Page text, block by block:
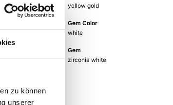
zu können
unserer
yellow gold
Gem Color
white
Gem
zirconia white